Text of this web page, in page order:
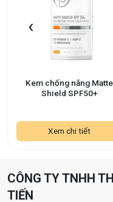
Kem chống nắng Matte
Shield SPF50+
Xem chi tiết
‹
CÔNG TY TNHH
TIẾN